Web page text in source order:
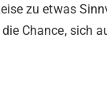
zu etwas
Chance, sich